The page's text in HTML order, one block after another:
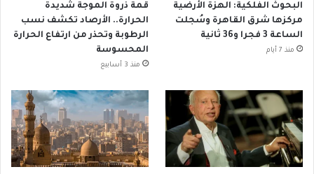
البحوث الفلكية: الهزة الأرضية
مركزها شرق القاهرة وسُجلت
الساعة 3 فجرا و36 ثانية
منذ 7 أيام
قمة ذروة الموجة شديدة
الحرارة.. الأرصاد تكشف نسب
الرطوبة وتحذر من ارتفاع الحرارة
المحسوسة
منذ 3 أسابيع